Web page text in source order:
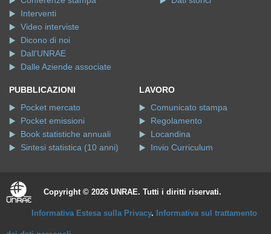
Interventi
Video interviste
Dicono di noi
Dall'UNRAE
Dalle Aziende associate
PUBBLICAZIONI
Pocket mercato
Pocket emissioni
Book statistiche annuali
Sintesi statistica (10 anni)
LAVORO
Comunicato stampa
Regolamento
Locandina
Invio Curriculum
Copyright © 2026 UNRAE. Tutti i diritti riservati.
Informativa Estesa sulla Privacy. Informativa sul trattamento